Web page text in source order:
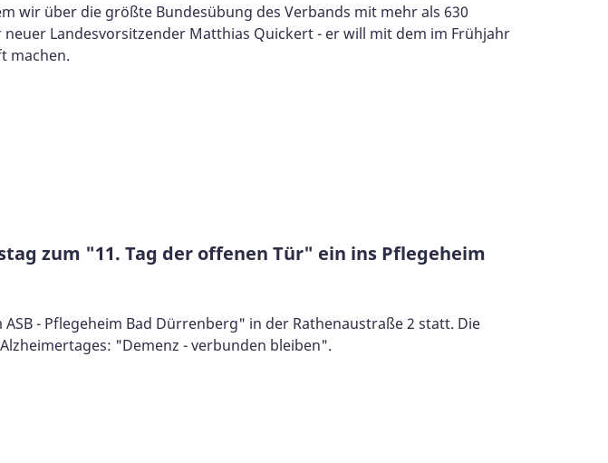
wir über die größte Bundesübung des Verbands mit mehr als 630
Landesvorsitzender Matthias Quickert - er will mit dem im Frühjahr
machen.
zum "11. Tag der offenen Tür" ein ins Pflegeheim
- Pflegeheim Bad Dürrenberg" in der Rathenaustraße 2 statt. Die
"Demenz - verbunden bleiben".